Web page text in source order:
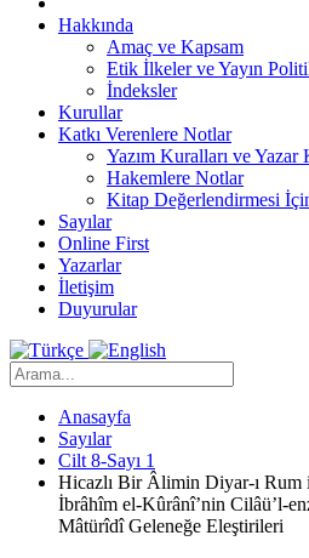
Hakkında
Amaç ve Kapsam
Etik İlkeler ve Yayın
İndeksler
Kurullar
Katkı Verenlere Notlar
Yazım Kuralları ve Yazar
Hakemlere Notlar
Kitap Değerlendirmesi
Sayılar
Online First
Yazarlar
İletişim
Duyurular
Anasayfa
Sayılar
Cilt 8-Sayı 1
Hicazlı Bir Âlimin Diyar-ı Rum
İbrâhîm el-Kûrânî’nin Cilâü’l-
Mâtürîdî Geleneğe Eleştirileri